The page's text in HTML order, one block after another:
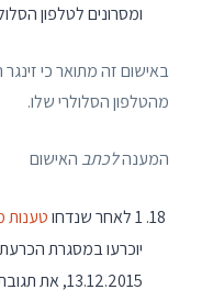
ומסרונים לטלפון
מהטלפון הסלולרי שלו.
המענהלכתב האישום
1 לאחר שנדחו טענות
יוכרעו במסגרת
13.12.2015, את תגובתה בכתב לכתב האישום.